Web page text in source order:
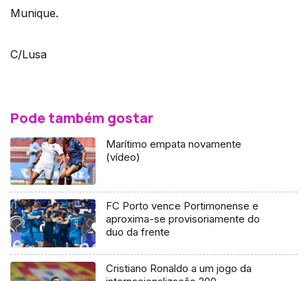
Munique.
C/Lusa
Pode também gostar
Marítimo empata novamente
(vídeo)
FC Porto vence Portimonense e
aproxima-se provisoriamente do
duo da frente
Cristiano Ronaldo a um jogo da